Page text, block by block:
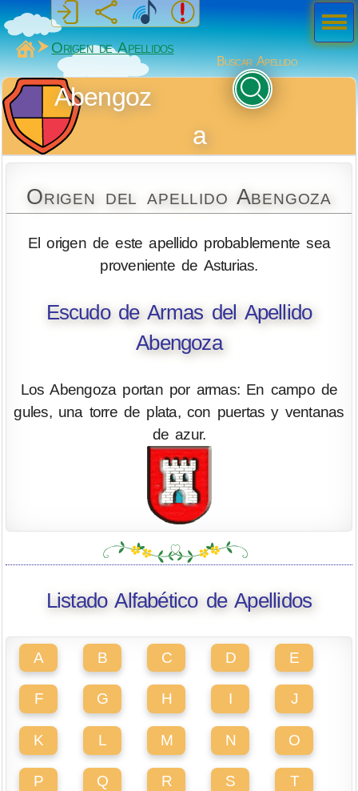
MiSabueso
Origen de Apellidos
Buscar Apellido
Abengoz
a
Origen del apellido Abengoza
El origen de este apellido probablemente sea
proveniente de Asturias.
Escudo de Armas del Apellido
Abengoza
Los Abengoza portan por armas: En campo de
gules, una torre de plata, con puertas y ventanas
de azur.
Listado Alfabético de Apellidos
A B C D E
F G H I J
K L M N O
P Q R S T
Men
ú